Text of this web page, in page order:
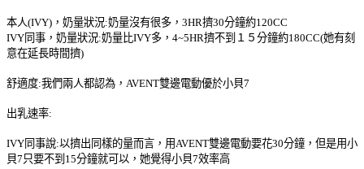
本人(IVY) ，奶量狀況:奶量沒有很多， 3HR擠30分鐘約120CC
IVY同事，奶量狀況:奶量比IVY多， 4~5HR擠不到１５分鐘約180CC(她有刻
意在延長時間擠)
舒適度:我們兩人都認為， AVENT雙邊電動優於小貝7
出乳速率:
IVY同事說:以擠出同樣的量而言，用 AVENT雙邊電動要花30分鐘，但是用小
貝7 只要不到 15分鐘就可以，她覺得小貝7效率高